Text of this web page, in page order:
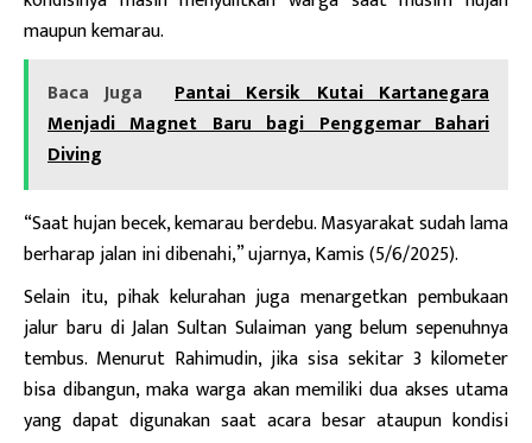
maupun kemarau.
Baca Juga
Pantai Kersik Kutai Kartanegara
Menjadi Magnet Baru bagi Penggemar Bahari
Diving
“Saat hujan becek, kemarau berdebu. Masyarakat sudah lama
berharap jalan ini dibenahi,” ujarnya, Kamis (5/6/2025).
Selain itu, pihak kelurahan juga menargetkan pembukaan
jalur baru di Jalan Sultan Sulaiman yang belum sepenuhnya
tembus. Menurut Rahimudin, jika sisa sekitar 3 kilometer
bisa dibangun, maka warga akan memiliki dua akses utama
yang dapat digunakan saat acara besar ataupun kondisi